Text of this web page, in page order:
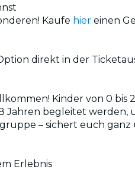
Kaufe hier einen
direkt in der
Kinder von 0
Jahren begleitet
– sichert euch
Erlebnis